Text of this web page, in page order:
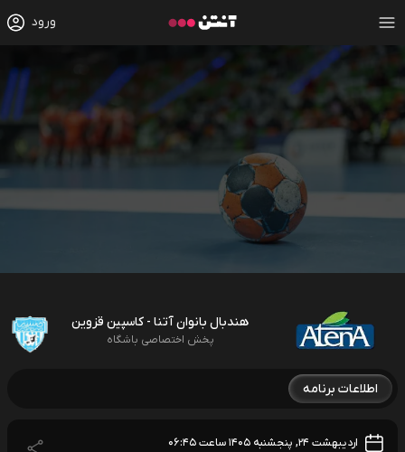
ورود
هندبال بانوان آتنا - کاسپین قزوین
پخش اختصاصی باشگاه
اطلاعات برنامه
اردیبهشت ۲۴, پنجشنبه ۱۴۰۵ ساعت ۰۶:۴۵